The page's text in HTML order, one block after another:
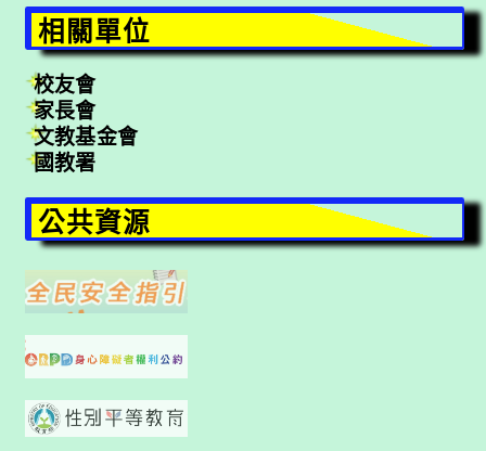
相關單位
校友會
家長會
文教基金會
國教署
公共資源